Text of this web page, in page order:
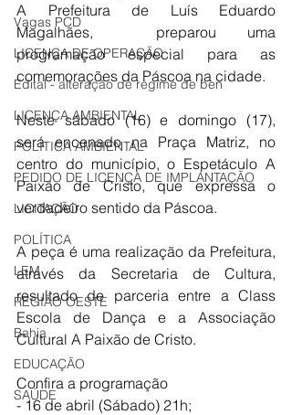
Vagas PCD
LICENÇA DE OPERAÇÃO
Edital - alteração de regime de ben
LICENÇA AMBIENTAL
POLÍTICA AMBIENTAL
PEDIDO DE LICENÇA DE IMPLANTAÇÃO
LICITAÇÃO
POLÍTICA
LEM
REGIÃO OESTE
Bahia
EDUCAÇÃO
SAÚDE
A Prefeitura de Luís Eduardo
Magalhães,  preparou uma
programação especial para as
comemorações da Páscoa na cidade.
Neste sábado (16) e domingo (17),
será encenado na Praça Matriz, no
centro do município, o Espetáculo A
Paixão de Cristo, que expressa o
verdadeiro sentido da Páscoa.
A peça é uma realização da Prefeitura,
através da Secretaria de Cultura,
resultado de parceria entre a Class
Escola de Dança e a Associação
Cultural A Paixão de Cristo.
Confira a programação
- 16 de abril (Sábado) 21h;